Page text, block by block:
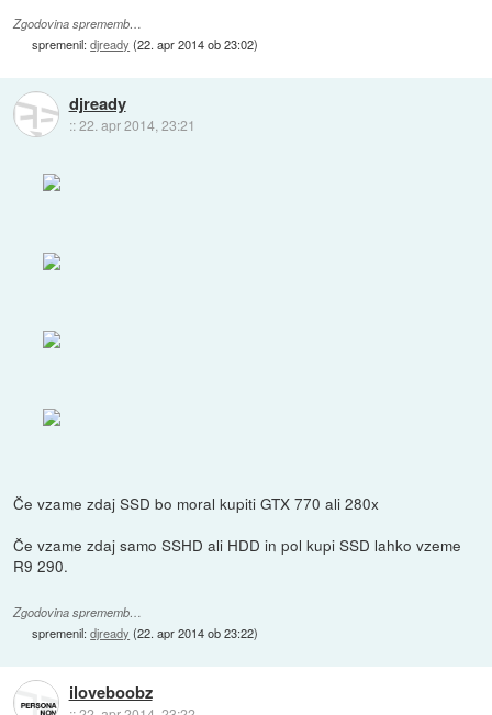
Zgodovina sprememb…
spremenil:djready (22. apr 2014 ob 23:02)
djready
::22. apr 2014, 23:21
Če vzame zdaj SSD bo moral kupiti GTX 770 ali 280x
Če vzame zdaj samo SSHD ali HDD in pol kupi SSD lahko vzeme
R9 290.
Zgodovina sprememb…
spremenil:djready (22. apr 2014 ob 23:22)
iloveboobz